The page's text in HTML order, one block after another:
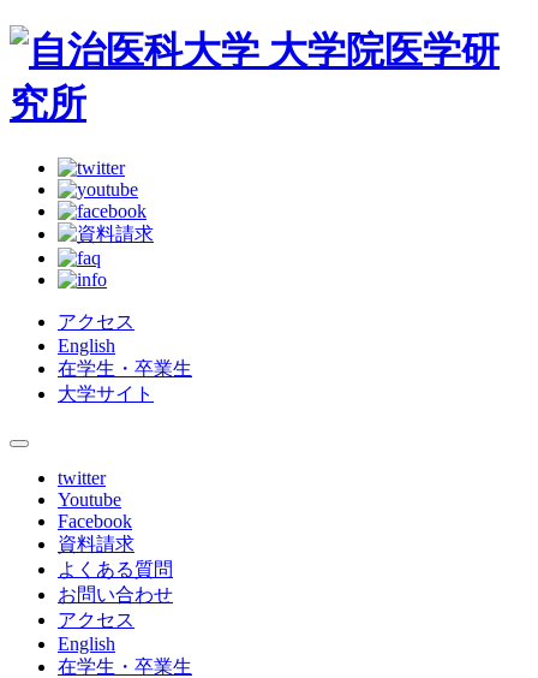
アクセス
English
在学生・卒業生
大学サイト
twitter
Youtube
Facebook
資料請求
よくある質問
お問い合わせ
アクセス
English
在学生・卒業生